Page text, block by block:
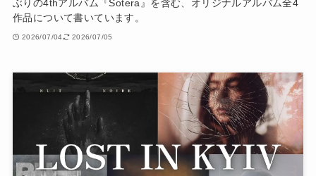
ぶりの4thアルバム『Sotera』を含む、オリジナルアルバム全4
作品について書いています。
2026/07/04 2026/07/05